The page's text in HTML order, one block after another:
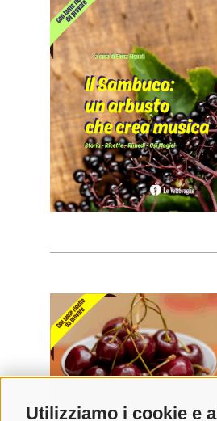
Utilizziamo i cookie e